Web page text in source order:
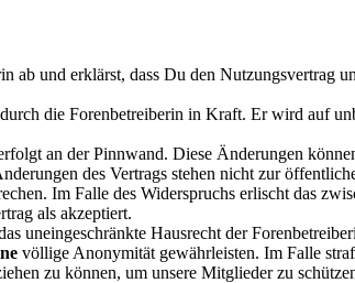
und erklärst, dass Du den Nutzungsvertrag
die Forenbetreiberin in Kraft. Er wird auf
an der Pinnwand. Diese Änderungen
des Vertrags stehen nicht zur
Im Falle des Widerspruchs erlischt das
als akzeptiert.
uneingeschränkte Hausrecht der
völlige Anonymität gewährleisten. Im Falle
zu können, um unsere Mitglieder zu